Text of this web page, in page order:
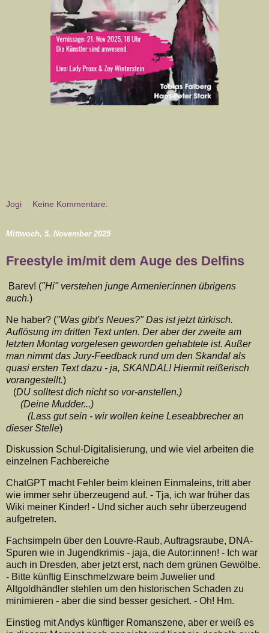
Jogi Keine Kommentare:
Mittwoch, 5. November 2025
Freestyle im/mit dem Auge des Delfins
Barev! ("Hi" verstehen junge Armenier:innen übrigens
auch.)
Ne haber? ("Was gibt's Neues?" Das ist jetzt türkisch.
Auflösung im dritten Text unten. Der aber der zweite am
letzten Montag vorgelesen geworden gehabtete ist. Außer
man nimmt das Jury-Feedback rund um den Skandal als
quasi ersten Text dazu - ja, SKANDAL! Hiermit reißerisch
vorangestellt.)
(DU solltest dich nicht so vor-anstellen.)
(Deine Mudder...)
(Lass gut sein - wir wollen keine Leseabbrecher an
dieser Stelle)
Diskussion Schul-Digitalisierung, und wie viel arbeiten die
einzelnen Fachbereiche
ChatGPT macht Fehler beim kleinen Einmaleins, tritt aber
wie immer sehr überzeugend auf. - Tja, ich war früher das
Wiki meiner Kinder! - Und sicher auch sehr überzeugend
aufgetreten.
Fachsimpeln über den Louvre-Raub, Auftragsraube, DNA-
Spuren wie in Jugendkrimis - jaja, die Autor:innen! - Ich war
auch in Dresden, aber jetzt erst, nach dem grünen Gewölbe.
- Bitte künftig Einschmelzware beim Juwelier und
Altgoldhändler stehlen um den historischen Schaden zu
minimieren - aber die sind besser gesichert. - Oh! Hm.
Einstieg mit Andys künftiger Romanszene, aber er weiß es